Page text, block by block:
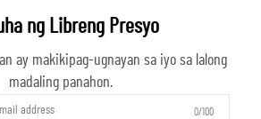
ng Libreng Presyo
ay makikipag-ugnayan sa iyo sa lalong
madaling panahon.
0/100